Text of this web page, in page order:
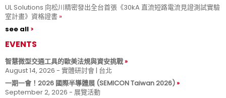
UL Solutions 向松川精密發出全台首張《30kA 直流短路電流見證測試實驗
室計畫》資格證書
see all
EVENTS
智慧微型交通工具的歐美法規與資安挑戰
August 14, 2026 - 實體研討會 | 台北
一期一會！2026 國際半導體展 (SEMICON Taiwan 2026)
September 2, 2026 - 展覽活動